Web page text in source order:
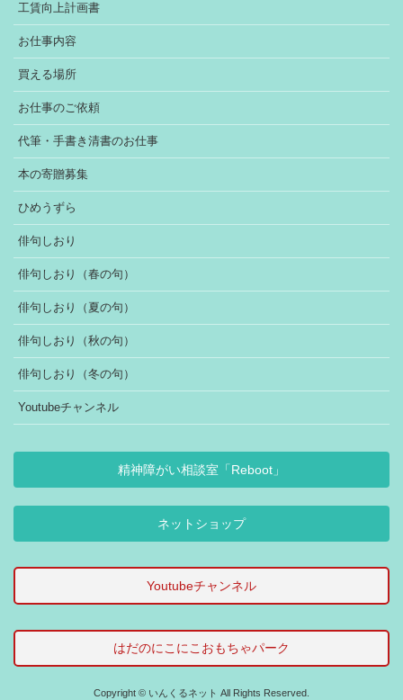
工賃向上計画書
お仕事内容
買える場所
お仕事のご依頼
代筆・手書き清書のお仕事
本の寄贈募集
ひめうずら
俳句しおり
俳句しおり（春の句）
俳句しおり（夏の句）
俳句しおり（秋の句）
俳句しおり（冬の句）
Youtubeチャンネル
精神障がい相談室「Reboot」
ネットショップ
Youtubeチャンネル
はだのにこにこおもちゃパーク
Copyright © いんくるネット All Rights Reserved.